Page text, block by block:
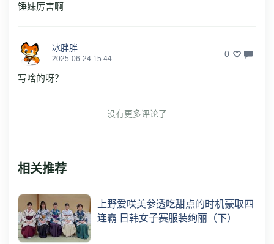
锤妹厉害啊
冰胖胖
2025-06-24 15:44 0
写啥的呀？
没有更多评论了
相关推荐
上野爱咲美参透吃甜点的时机豪取四
连霸 日韩女子赛服装绚丽（下）